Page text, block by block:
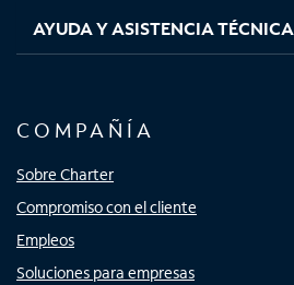
AYUDA Y ASISTENCIA TÉCNICA
COMPAÑÍA
Sobre Charter
Compromiso con el cliente
Empleos
Soluciones para empresas